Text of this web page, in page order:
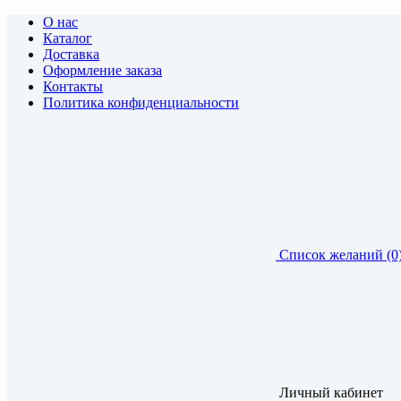
О нас
Каталог
Доставка
Оформление заказа
Контакты
Политика конфиденциальности
Список желаний
Личный кабинет